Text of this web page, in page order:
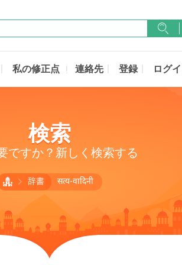
私の修正点 連絡先 登録 ログ
検索
ですか？新しく検索する
辞書 सत्य-वादिनी